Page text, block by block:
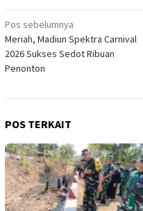
Navigasi
pos
Pos sebelumnya
Meriah, Madiun Spektra Carnival
2026 Sukses Sedot Ribuan
Penonton
POS TERKAIT